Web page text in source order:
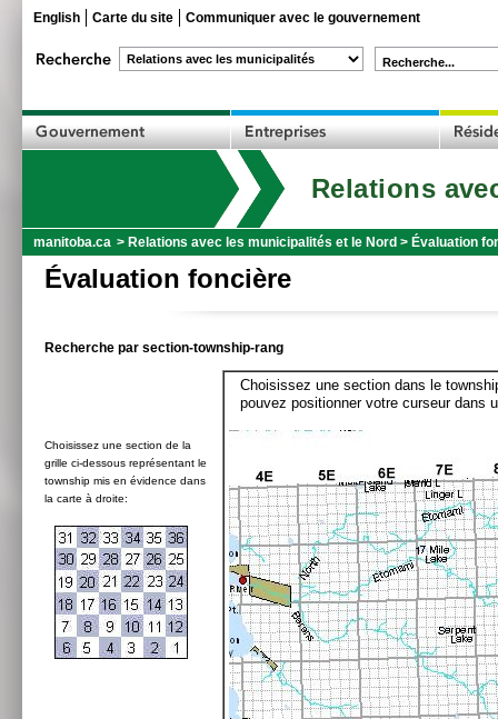
English Carte du site Communiquer avec le gouvernement
Recherche...
Relations
manitoba.ca > Relations avec les municipalités et le Nord > Évaluation
Évaluation foncière
Recherche par section-township-rang
Choisissez une section de la
grille ci-dessous représentant le
township mis en évidence dans
la carte à droite:
Choisissez une section dans le
pouvez positionner votre curseur dans